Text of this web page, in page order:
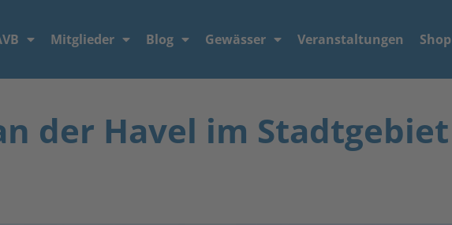
Mitglieder Blog Gewässer Veranstaltungen Shop
der Havel im Stadtgebiet